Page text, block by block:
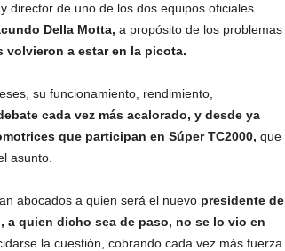
director de uno de los dos equipos oficiales
Della Motta, a propósito de los problemas
volvieron a estar en la picota.
su funcionamiento, rendimiento,
cada vez más acalorado, y desde ya
que participan en Súper TC2000, que
asunto.
abocados a quien será el nuevo presidente de
a quien dicho sea de paso, no se lo vio en
la cuestión, cobrando cada vez más fuerza